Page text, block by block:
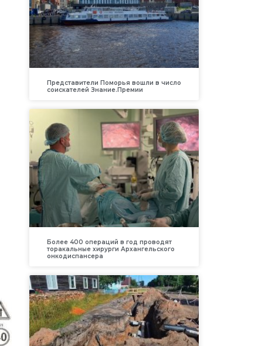
Представители Поморья вошли в число
соискателей Знание.Премии
Более 400 операций в год проводят
торакальные хирурги Архангельского
онкодиспансера